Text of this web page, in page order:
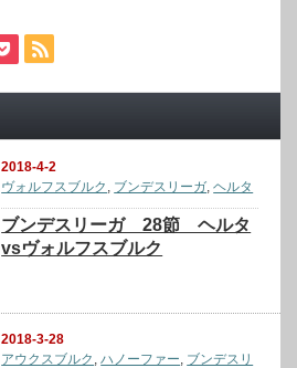
2018-4-2
ヴォルフスブルク
ブンデスリーガ ,ヘルタ
ブンデスリーガ 28節 ヘルタ
vsヴォルフスブルク
2018-3-28
アウクスブルク ,ハノーファー, ブンデスリ